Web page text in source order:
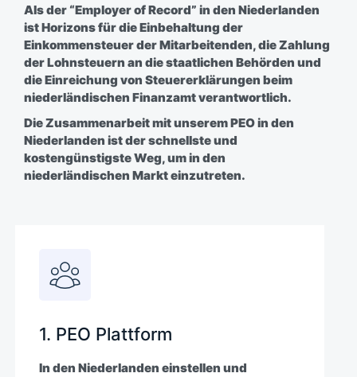
Als der “Employer of Record” in den Niederlanden
ist Horizons für die Einbehaltung der
Einkommensteuer der Mitarbeitenden, die Zahlung
der Lohnsteuern an die staatlichen Behörden und
die Einreichung von Steuererklärungen beim
niederländischen Finanzamt verantwortlich.
Die Zusammenarbeit mit unserem PEO in den
Niederlanden ist der schnellste und
kostengünstigste Weg, um in den
niederländischen Markt einzutreten.
1. PEO Plattform
In den Niederlanden einstellen und